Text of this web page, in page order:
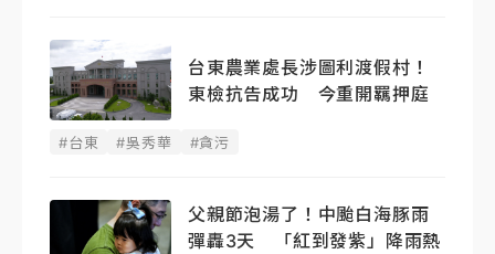
台東農業處長涉圖利渡假村！
東檢抗告成功 今重開羈押庭
#台東 #吳秀華 #貪污
父親節泡湯了！中颱白海豚雨
彈轟3天 「紅到發紫」降雨熱